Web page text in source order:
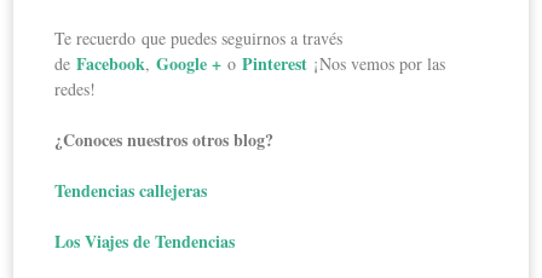
Te recuerdo que puedes seguirnos a través
deFacebook,Google + oPinterest ¡Nos vemos por las
redes!
¿Conoces nuestros otros blog?
Tendencias callejeras
Los Viajes de Tendencias